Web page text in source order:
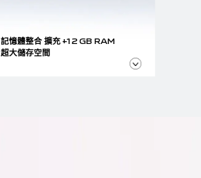
記憶體整合 擴充 +12 GB RAM
超大儲存空間